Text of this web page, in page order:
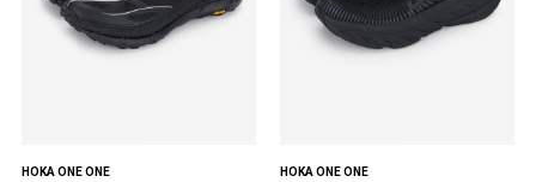
HOKA ONE ONE HOKA ONE ONE